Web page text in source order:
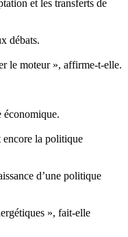
et les transferts de
débats.
le moteur », affirme-t-elle.
économique.
encore la politique
d’une politique
», fait-elle